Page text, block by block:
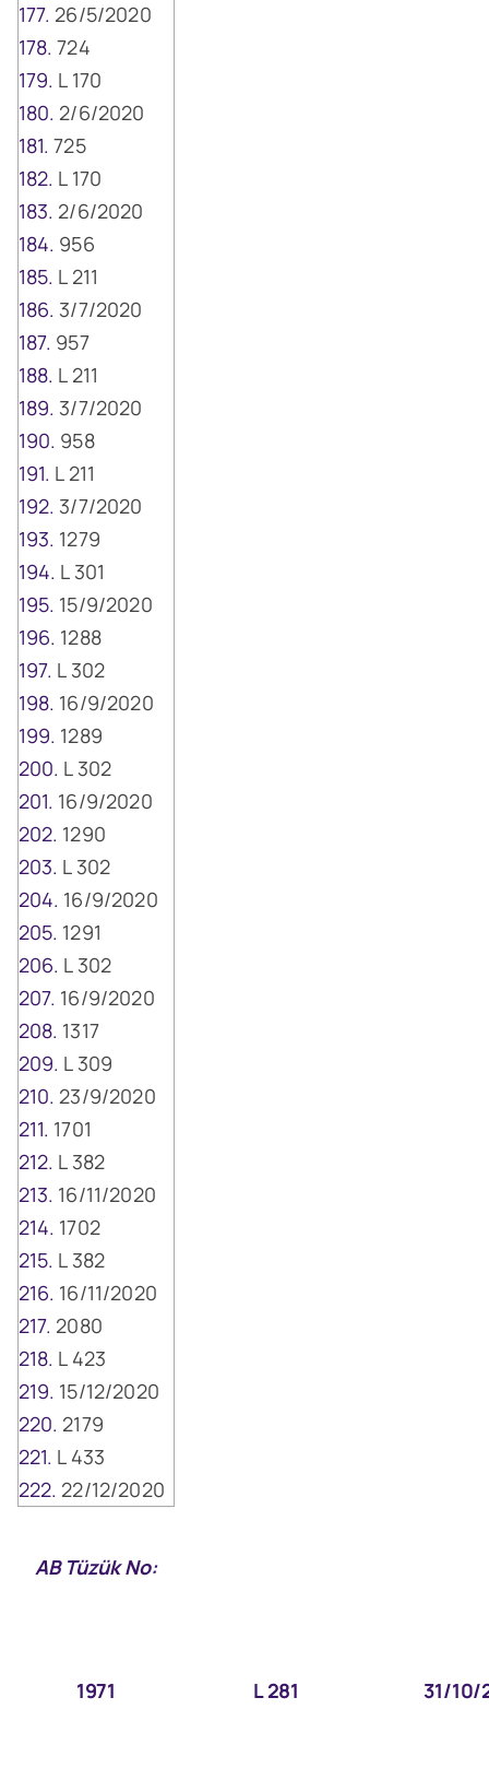
26/5/2020
724
L 170
2/6/2020
725
L 170
2/6/2020
956
L 211
3/7/2020
957
L 211
3/7/2020
958
L 211
3/7/2020
1279
L 301
15/9/2020
1288
L 302
16/9/2020
1289
L 302
16/9/2020
1290
L 302
16/9/2020
1291
L 302
16/9/2020
1317
L 309
23/9/2020
1701
L 382
16/11/2020
1702
L 382
16/11/2020
2080
L 423
15/12/2020
2179
L 433
22/12/2020
AB Tüzük No:
1971 L 281 31/10/